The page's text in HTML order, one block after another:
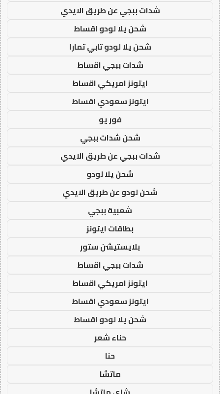
شدات ببجي عن طريق الايدي
شحن يلا لودو اقساط
شحن يلا لودو تابي تمارا
شدات ببجي اقساط
ايتونز امريكي اقساط
ايتونز سعودي اقساط
فور يو
شحن شدات ببجي
شدات ببجي عن طريق الايدي
شحن يلا لودو
شحن لودو عن طريق الايدي
شعبية ببجي
بطاقات ايتونز
بلايستيشن ستور
شدات ببجي اقساط
ايتونز امريكي اقساط
ايتونز سعودي اقساط
شحن يلا لودو اقساط
حناء شعر
حنا
ماتشا